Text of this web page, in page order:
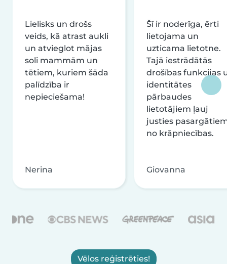
Lielisks un drošs
veids, kā atrast aukli
un atvieglot mājas
soli mammām un
tētiem, kuriem šāda
palīdzība ir
nepieciešama!
Nerina
Šī ir noderīga, ērti
lietojama un
uzticama lietotne.
Tajā iestrādātās
drošības funkcijas
identitātes
pārbaudes
lietotājiem ļauj
justies
no krāpniecības.
Giovanna
Vēlos reģistrēties!